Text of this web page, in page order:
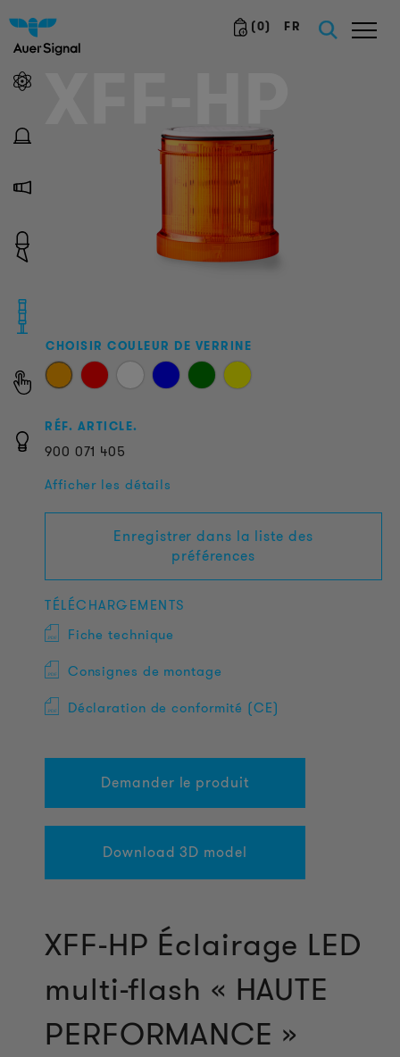
(0) FR
XFF-HP
CHOISIR COULEUR DE VERRINE
RÉF. ARTICLE.
900 071 405
Afficher les détails
Enregistrer dans la liste des
préférences
TÉLÉCHARGEMENTS
Fiche technique
Consignes de montage
Déclaration de conformité (CE)
Demander le produit
Download 3D model
XFF-HP Éclairage LED
multi-flash « HAUTE
PERFORMANCE »